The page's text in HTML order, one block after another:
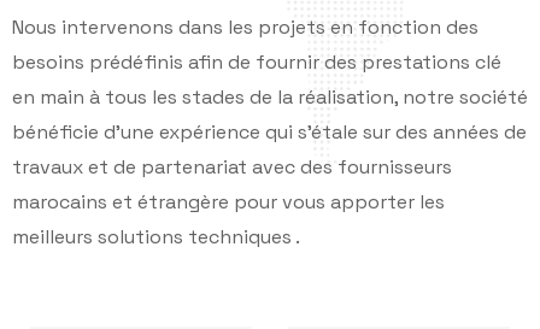
Nous intervenons dans les projets en fonction des
besoins prédéfinis afin de fournir des prestations clé
en main à tous les stades de la réalisation, notre société
bénéficie d'une expérience qui s'étale sur des années de
travaux et de partenariat avec des fournisseurs
marocains et étrangère pour vous apporter les
meilleurs solutions techniques .